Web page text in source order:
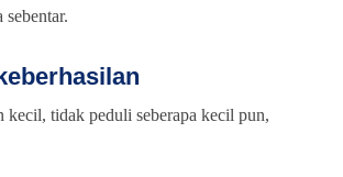
kecil, tidak peduli seberapa kecil pun,